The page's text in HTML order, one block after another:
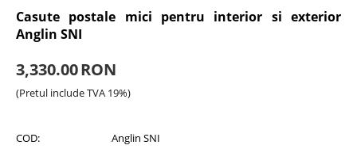
Casute postale mici pentru interior si exterior
Anglin SNI
3,330.00RON
(Pretul include TVA 19%)
COD:
Anglin SNI